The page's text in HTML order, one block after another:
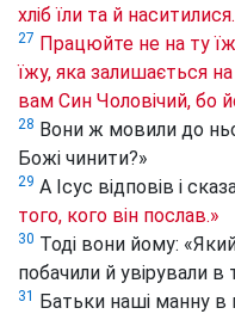
хліб їли та й наситилися.
27 Працюйте не на ту
їжу, яка залишається
вам Син Чоловічий, бо
28 Вони ж мовили до
Божі чинити?»
29 А Ісус відповів і
того, кого він послав.»
30 Тоді вони йому:
побачили й увірували
31 Батьки наші манну в